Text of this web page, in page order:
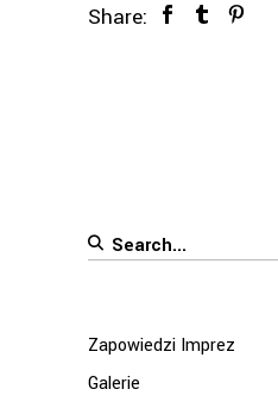
Share:
Search
Zapowiedzi Imprez
Galerie